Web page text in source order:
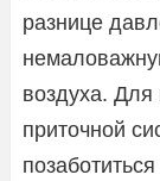
разнице
воздуха. Для
приточной